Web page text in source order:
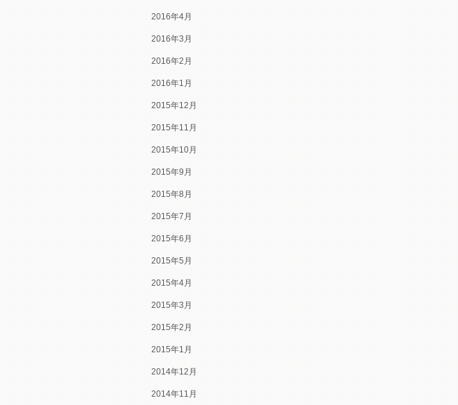
2016年4月
2016年3月
2016年2月
2016年1月
2015年12月
2015年11月
2015年10月
2015年9月
2015年8月
2015年7月
2015年6月
2015年5月
2015年4月
2015年3月
2015年2月
2015年1月
2014年12月
2014年11月